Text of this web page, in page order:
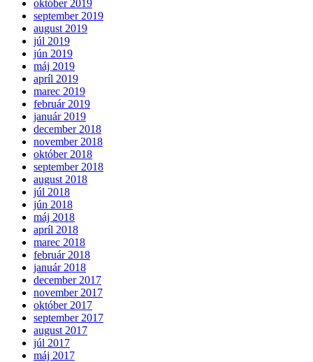
október 2019
september 2019
august 2019
júl 2019
jún 2019
máj 2019
apríl 2019
marec 2019
február 2019
január 2019
december 2018
november 2018
október 2018
september 2018
august 2018
júl 2018
jún 2018
máj 2018
apríl 2018
marec 2018
február 2018
január 2018
december 2017
november 2017
október 2017
september 2017
august 2017
júl 2017
máj 2017